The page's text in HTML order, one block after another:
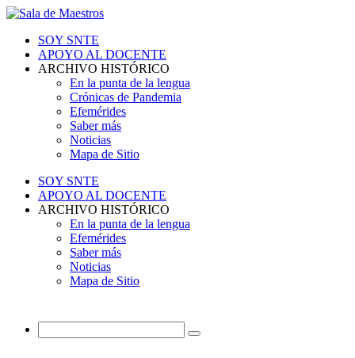
SOY SNTE
APOYO AL DOCENTE
ARCHIVO HISTÓRICO
En la punta de la lengua
Crónicas de Pandemia
Efemérides
Saber más
Noticias
Mapa de Sitio
SOY SNTE
APOYO AL DOCENTE
ARCHIVO HISTÓRICO
En la punta de la lengua
Efemérides
Saber más
Noticias
Mapa de Sitio